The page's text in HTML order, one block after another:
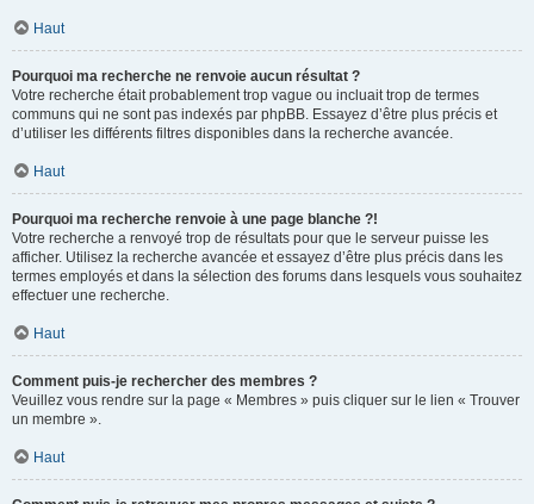
Haut
Pourquoi ma recherche ne renvoie aucun résultat ?
Votre recherche était probablement trop vague ou incluait trop de termes
communs qui ne sont pas indexés par phpBB. Essayez d’être plus précis et
d’utiliser les différents filtres disponibles dans la recherche avancée.
Haut
Pourquoi ma recherche renvoie à une page blanche ?!
Votre recherche a renvoyé trop de résultats pour que le serveur puisse les
afficher. Utilisez la recherche avancée et essayez d’être plus précis dans les
termes employés et dans la sélection des forums dans lesquels vous souhaitez
effectuer une recherche.
Haut
Comment puis-je rechercher des membres ?
Veuillez vous rendre sur la page « Membres » puis cliquer sur le lien « Trouver
un membre ».
Haut